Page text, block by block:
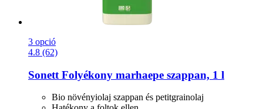
3 opció
4.8 (62)
Sonett Folyékony marhaepe szappan, 1 l
Bio növényiolaj szappan és petitgrainolaj